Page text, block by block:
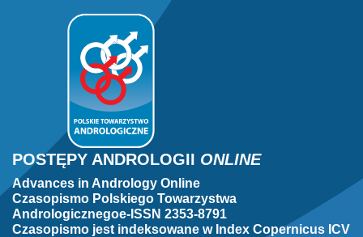
POSTĘPY ANDROLOGII ONLINE
Advances in Andrology Online
Czasopismo Polskiego Towarzystwa
Andrologicznegoe-ISSN 2353-8791
Czasopismo jest indeksowane w Index Copernicus ICV